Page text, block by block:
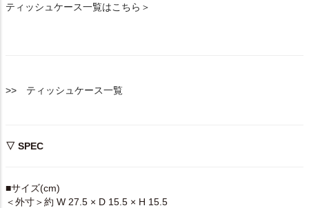
ティッシュケース一覧はこちら＞
>> ティッシュケース一覧
▽ SPEC
■サイズ(cm)
＜外寸＞約 W 27.5 × D 15.5 × H 15.5